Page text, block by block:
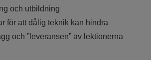
och utbildning
för att dålig teknik kan hindra
och ”leveransen” av lektionerna